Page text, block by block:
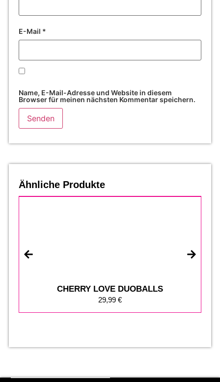
E-Mail *
Name, E-Mail-Adresse und Website in diesem
Browser für meinen nächsten Kommentar speichern.
Ähnliche Produkte
CHERRY LOVE DUOBALLS
29,99 €